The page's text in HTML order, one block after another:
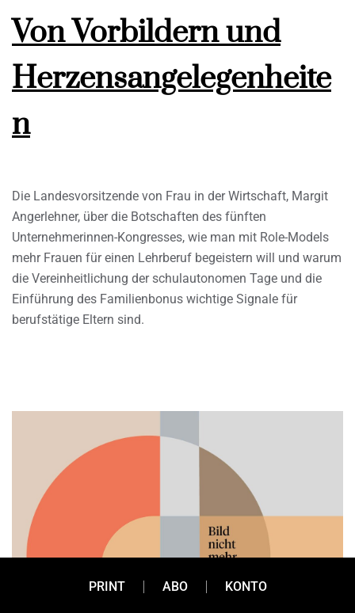
Von Vorbildern und
Herzensangelegenheite
n
Die Landesvorsitzende von Frau in der Wirtschaft, Margit
Angerlehner, über die Botschaften des fünften
Unternehmerinnen-Kongresses, wie man mit Role-Models
mehr Frauen für einen Lehrberuf begeistern will und warum
die Vereinheitlichung der schulautonomen Tage und die
Einführung des Familienbonus wichtige Signale für
berufstätige Eltern sind.
PRINT ABO KONTO